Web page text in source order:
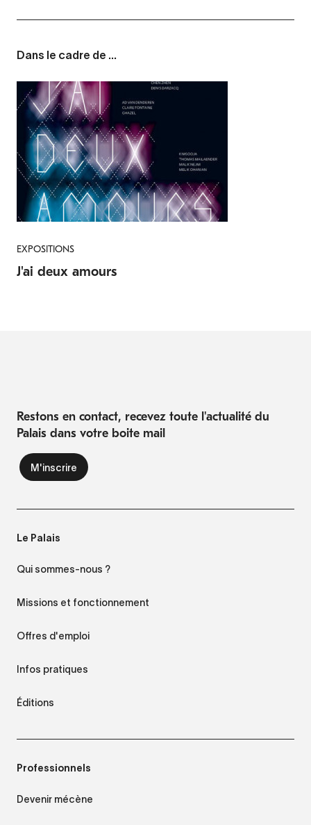
Dans le cadre de ...
EXPOSITIONS
J'ai deux amours
Restons en contact, recevez toute l'actualité du
Palais dans votre boite mail
Le Palais
Qui sommes-nous ?
Missions et fonctionnement
Offres d'emploi
Infos pratiques
Éditions
Professionnels
Devenir mécène